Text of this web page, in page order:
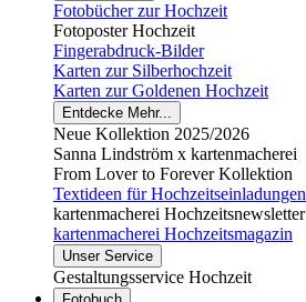
Fotobücher zur Hochzeit
Fotoposter Hochzeit
Fingerabdruck-Bilder
Karten zur Silberhochzeit
Karten zur Goldenen Hochzeit
Entdecke Mehr...
Neue Kollektion 2025/2026
Sanna Lindström x kartenmacherei
From Lover to Forever Kollektion
Textideen für Hochzeitseinladungen
kartenmacherei Hochzeitsnewsletter
kartenmacherei Hochzeitsmagazin
Unser Service
Gestaltungsservice Hochzeit